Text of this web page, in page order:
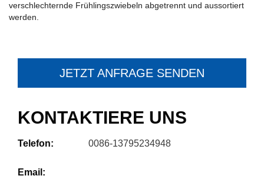
verschlechternde Frühlingszwiebeln abgetrennt und aussortiert
werden.
JETZT ANFRAGE SENDEN
KONTAKTIERE UNS
Telefon: 0086-13795234948
Email: